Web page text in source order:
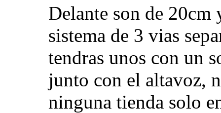
Delante son de 20cm
sistema de 3 vias
tendras unos con un
junto con el altavoz,
ninguna tienda solo